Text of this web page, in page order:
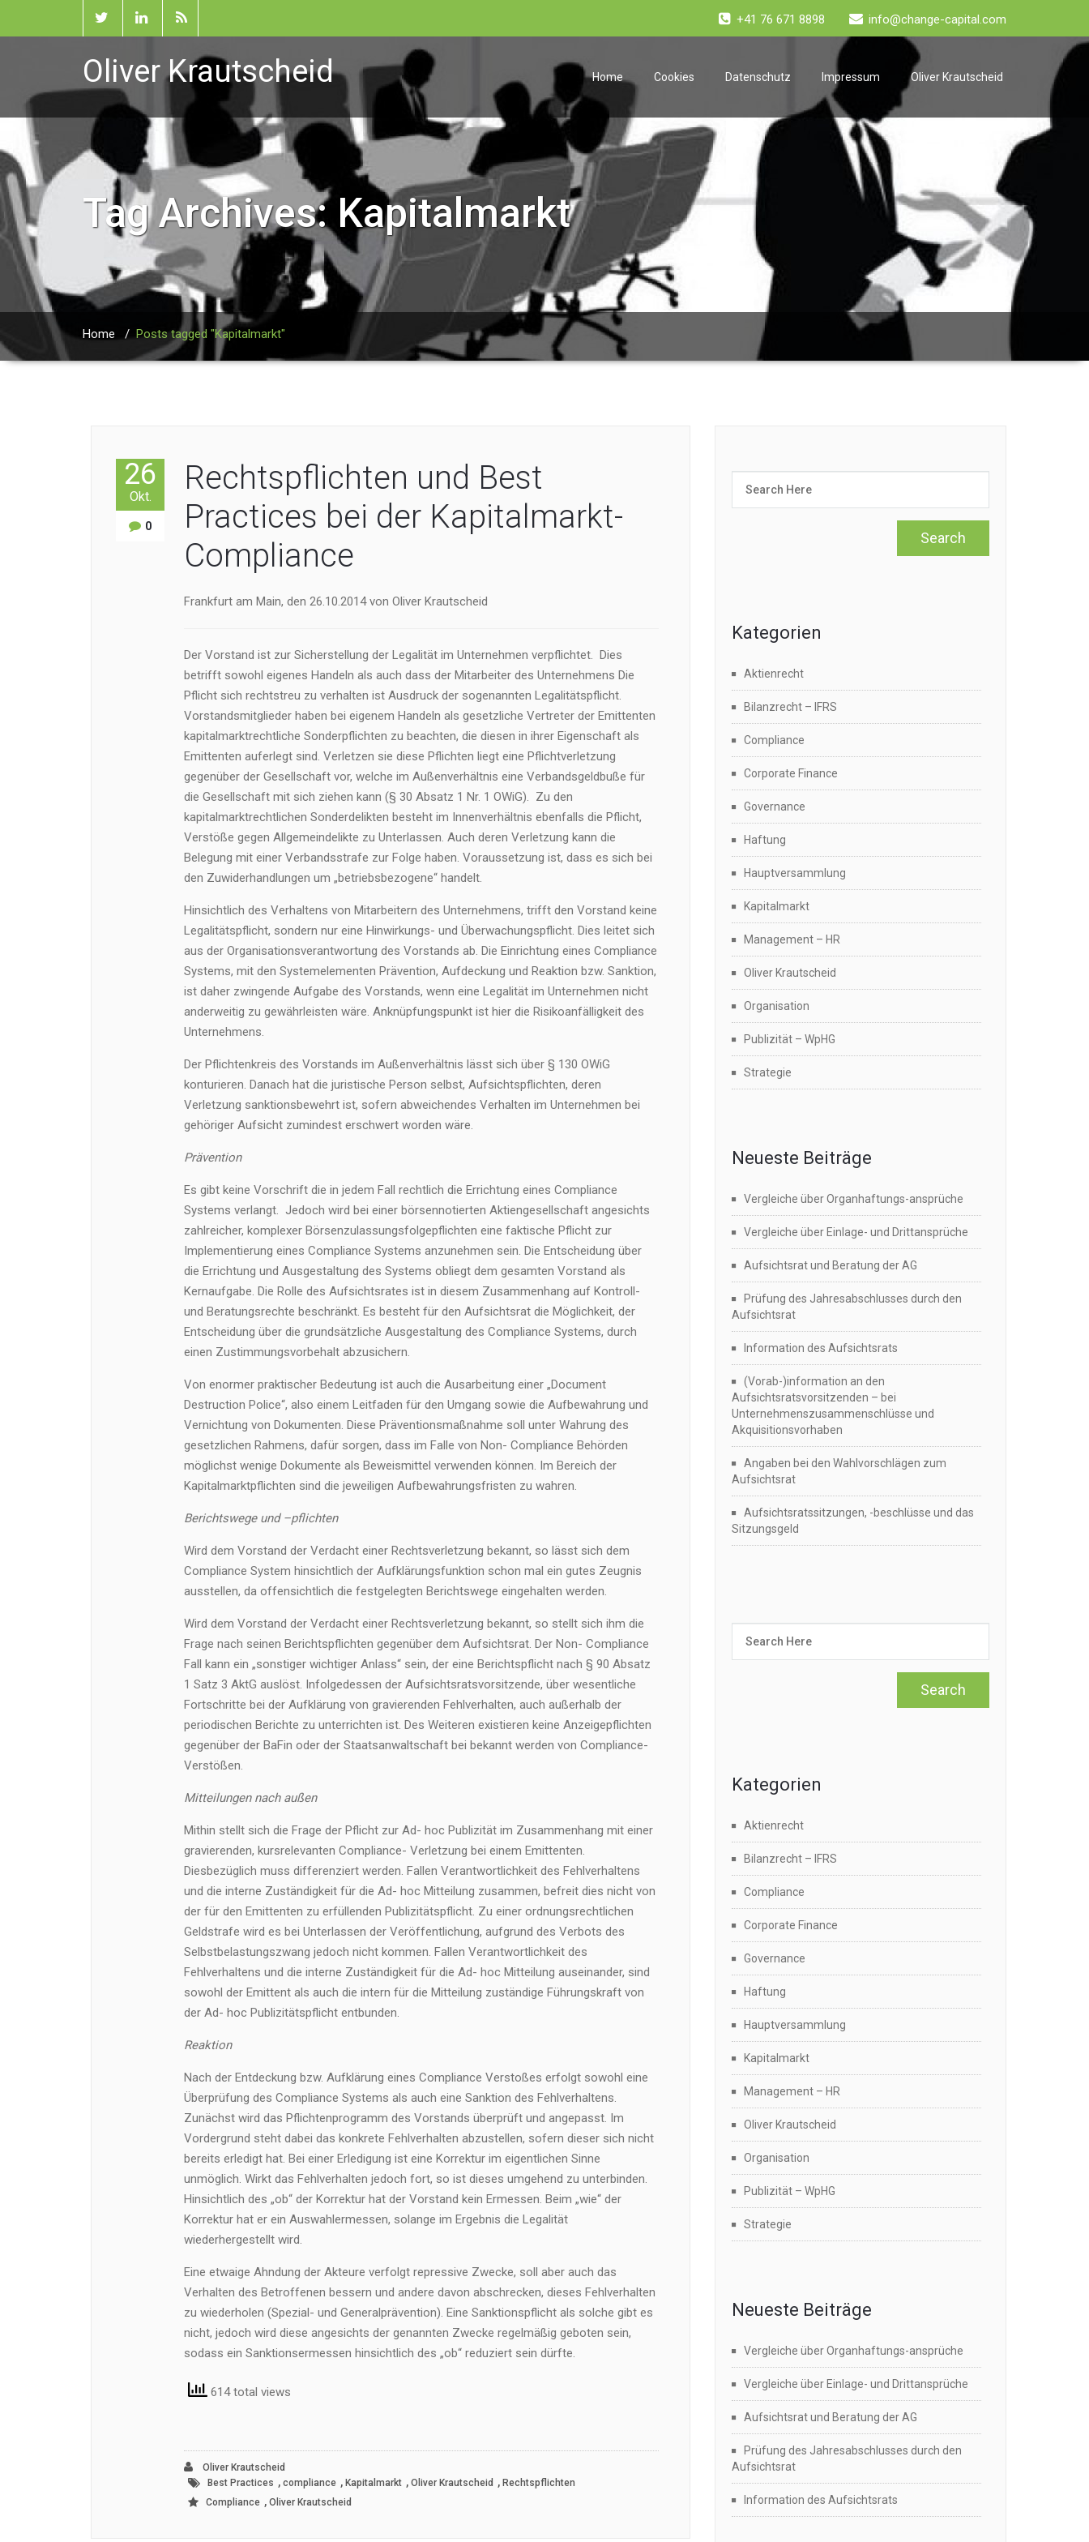
+41 76 671 8898 info@change-capital.com
Oliver Krautscheid Home Cookies Datenschutz Impressum Oliver Krautscheid
Tag Archives: Kapitalmarkt
Home / Posts tagged "Kapitalmarkt"
26
Okt.
0
Rechtspflichten und Best
Practices bei der Kapitalmarkt-
Compliance
Frankfurt am Main, den 26.10.2014 von Oliver Krautscheid
Der Vorstand ist zur Sicherstellung der Legalität im Unternehmen verpflichtet. Dies
betrifft sowohl eigenes Handeln als auch dass der Mitarbeiter des Unternehmens Die
Pflicht sich rechtstreu zu verhalten ist Ausdruck der sogenannten Legalitätspflicht.
Vorstandsmitglieder haben bei eigenem Handeln als gesetzliche Vertreter der Emittenten
kapitalmarktrechtliche Sonderpflichten zu beachten, die diesen in ihrer Eigenschaft als
Emittenten auferlegt sind. Verletzen sie diese Pflichten liegt eine Pflichtverletzung
gegenüber der Gesellschaft vor, welche im Außenverhältnis eine Verbandsgeldbuße für
die Gesellschaft mit sich ziehen kann (§ 30 Absatz 1 Nr. 1 OWiG). Zu den
kapitalmarktrechtlichen Sonderdelikten besteht im Innenverhältnis ebenfalls die Pflicht,
Verstöße gegen Allgemeindelikte zu Unterlassen. Auch deren Verletzung kann die
Belegung mit einer Verbandsstrafe zur Folge haben. Voraussetzung ist, dass es sich bei
den Zuwiderhandlungen um „betriebsbezogene“ handelt.
Hinsichtlich des Verhaltens von Mitarbeitern des Unternehmens, trifft den Vorstand keine
Legalitätspflicht, sondern nur eine Hinwirkungs- und Überwachungspflicht. Dies leitet sich
aus der Organisationsverantwortung des Vorstands ab. Die Einrichtung eines Compliance
Systems, mit den Systemelementen Prävention, Aufdeckung und Reaktion bzw. Sanktion,
ist daher zwingende Aufgabe des Vorstands, wenn eine Legalität im Unternehmen nicht
anderweitig zu gewährleisten wäre. Anknüpfungspunkt ist hier die Risikoanfälligkeit des
Unternehmens.
Der Pflichtenkreis des Vorstands im Außenverhältnis lässt sich über § 130 OWiG
konturieren. Danach hat die juristische Person selbst, Aufsichtspflichten, deren
Verletzung sanktionsbewehrt ist, sofern abweichendes Verhalten im Unternehmen bei
gehöriger Aufsicht zumindest erschwert worden wäre.
Prävention
Es gibt keine Vorschrift die in jedem Fall rechtlich die Errichtung eines Compliance
Systems verlangt. Jedoch wird bei einer börsennotierten Aktiengesellschaft angesichts
zahlreicher, komplexer Börsenzulassungsfolgepflichten eine faktische Pflicht zur
Implementierung eines Compliance Systems anzunehmen sein. Die Entscheidung über
die Errichtung und Ausgestaltung des Systems obliegt dem gesamten Vorstand als
Kernaufgabe. Die Rolle des Aufsichtsrates ist in diesem Zusammenhang auf Kontroll-
und Beratungsrechte beschränkt. Es besteht für den Aufsichtsrat die Möglichkeit, der
Entscheidung über die grundsätzliche Ausgestaltung des Compliance Systems, durch
einen Zustimmungsvorbehalt abzusichern.
Von enormer praktischer Bedeutung ist auch die Ausarbeitung einer „Document
Destruction Police“, also einem Leitfaden für den Umgang sowie die Aufbewahrung und
Vernichtung von Dokumenten. Diese Präventionsmaßnahme soll unter Wahrung des
gesetzlichen Rahmens, dafür sorgen, dass im Falle von Non- Compliance Behörden
möglichst wenige Dokumente als Beweismittel verwenden können. Im Bereich der
Kapitalmarktpflichten sind die jeweiligen Aufbewahrungsfristen zu wahren.
Berichtswege und –pflichten
Wird dem Vorstand der Verdacht einer Rechtsverletzung bekannt, so lässt sich dem
Compliance System hinsichtlich der Aufklärungsfunktion schon mal ein gutes Zeugnis
ausstellen, da offensichtlich die festgelegten Berichtswege eingehalten werden.
Wird dem Vorstand der Verdacht einer Rechtsverletzung bekannt, so stellt sich ihm die
Frage nach seinen Berichtspflichten gegenüber dem Aufsichtsrat. Der Non- Compliance
Fall kann ein „sonstiger wichtiger Anlass“ sein, der eine Berichtspflicht nach § 90 Absatz
1 Satz 3 AktG auslöst. Infolgedessen der Aufsichtsratsvorsitzende, über wesentliche
Fortschritte bei der Aufklärung von gravierenden Fehlverhalten, auch außerhalb der
periodischen Berichte zu unterrichten ist. Des Weiteren existieren keine Anzeigepflichten
gegenüber der BaFin oder der Staatsanwaltschaft bei bekannt werden von Compliance-
Verstößen.
Mitteilungen nach außen
Mithin stellt sich die Frage der Pflicht zur Ad- hoc Publizität im Zusammenhang mit einer
gravierenden, kursrelevanten Compliance- Verletzung bei einem Emittenten.
Diesbezüglich muss differenziert werden. Fallen Verantwortlichkeit des Fehlverhaltens
und die interne Zuständigkeit für die Ad- hoc Mitteilung zusammen, befreit dies nicht von
der für den Emittenten zu erfüllenden Publizitätspflicht. Zu einer ordnungsrechtlichen
Geldstrafe wird es bei Unterlassen der Veröffentlichung, aufgrund des Verbots des
Selbstbelastungszwang jedoch nicht kommen. Fallen Verantwortlichkeit des
Fehlverhaltens und die interne Zuständigkeit für die Ad- hoc Mitteilung auseinander, sind
sowohl der Emittent als auch die intern für die Mitteilung zuständige Führungskraft von
der Ad- hoc Publizitätspflicht entbunden.
Reaktion
Nach der Entdeckung bzw. Aufklärung eines Compliance Verstoßes erfolgt sowohl eine
Überprüfung des Compliance Systems als auch eine Sanktion des Fehlverhaltens.
Zunächst wird das Pflichtenprogramm des Vorstands überprüft und angepasst. Im
Vordergrund steht dabei das konkrete Fehlverhalten abzustellen, sofern dieser sich nicht
bereits erledigt hat. Bei einer Erledigung ist eine Korrektur im eigentlichen Sinne
unmöglich. Wirkt das Fehlverhalten jedoch fort, so ist dieses umgehend zu unterbinden.
Hinsichtlich des „ob“ der Korrektur hat der Vorstand kein Ermessen. Beim „wie“ der
Korrektur hat er ein Auswahlermessen, solange im Ergebnis die Legalität
wiederhergestellt wird.
Eine etwaige Ahndung der Akteure verfolgt repressive Zwecke, soll aber auch das
Verhalten des Betroffenen bessern und andere davon abschrecken, dieses Fehlverhalten
zu wiederholen (Spezial- und Generalprävention). Eine Sanktionspflicht als solche gibt es
nicht, jedoch wird diese angesichts der genannten Zwecke regelmäßig geboten sein,
sodass ein Sanktionsermessen hinsichtlich des „ob“ reduziert sein dürfte.
614 total views
Oliver Krautscheid
Best Practices , compliance , Kapitalmarkt , Oliver Krautscheid , Rechtspflichten
Compliance , Oliver Krautscheid
Kategorien
Aktienrecht
Bilanzrecht – IFRS
Compliance
Corporate Finance
Governance
Haftung
Hauptversammlung
Kapitalmarkt
Management – HR
Oliver Krautscheid
Organisation
Publizität – WpHG
Strategie
Neueste Beiträge
Vergleiche über Organhaftungs-ansprüche
Vergleiche über Einlage- und Drittansprüche
Aufsichtsrat und Beratung der AG
Prüfung des Jahresabschlusses durch den
Aufsichtsrat
Information des Aufsichtsrats
(Vorab-)information an den
Aufsichtsratsvorsitzenden – bei
Unternehmenszusammenschlüsse und
Akquisitionsvorhaben
Angaben bei den Wahlvorschlägen zum
Aufsichtsrat
Aufsichtsratssitzungen, -beschlüsse und das
Sitzungsgeld
Kategorien
Aktienrecht
Bilanzrecht – IFRS
Compliance
Corporate Finance
Governance
Haftung
Hauptversammlung
Kapitalmarkt
Management – HR
Oliver Krautscheid
Organisation
Publizität – WpHG
Strategie
Neueste Beiträge
Vergleiche über Organhaftungs-ansprüche
Vergleiche über Einlage- und Drittansprüche
Aufsichtsrat und Beratung der AG
Prüfung des Jahresabschlusses durch den
Aufsichtsrat
Information des Aufsichtsrats